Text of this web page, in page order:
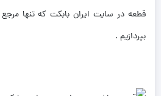
قطعه در سایت ایران بابکت که تنها
بپردازیم .